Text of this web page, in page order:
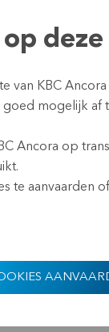
activa)
de
van KBC
mogelijk
Ancora op
te aanvaarden